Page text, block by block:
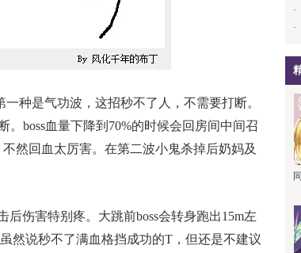
种是气功波，这招秒不了人，不需要打断。
boss血量下降到70%的时候会回房间中间召
然回血太厉害。在第二波小鬼杀掉后奶妈及
伤害特别疼。大跳前boss会转身跑出15m左
然说秒不了满血格挡成功的T，但还是不建议
·
·